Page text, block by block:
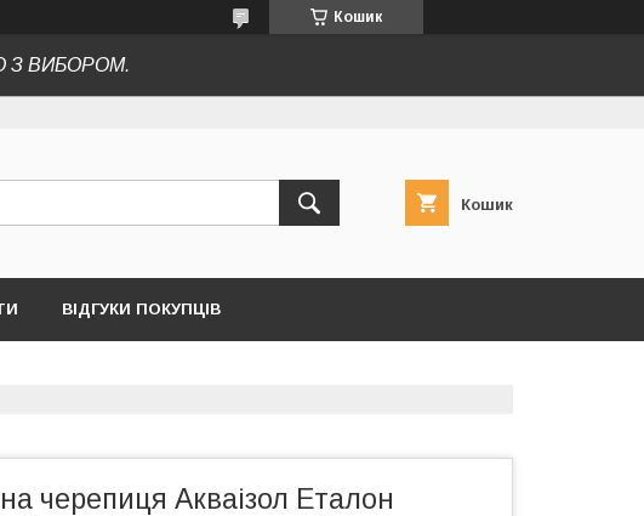
Кошик
З ВИБОРОМ.
Кошик
ВІДГУКИ ПОКУПЦІВ
черепиця Акваізол Еталон